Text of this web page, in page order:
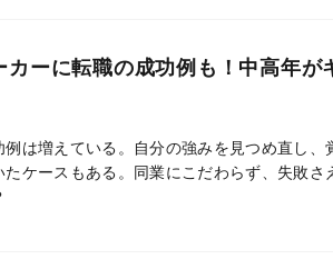
ーに転職の成功例も！中高年が
は増えている。自分の強みを見つめ直し、
ケースもある。同業にこだわらず、失敗さ